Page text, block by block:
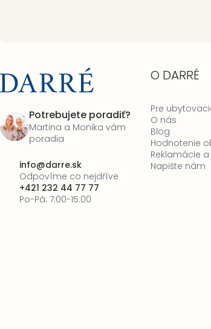
Potrebujete poradiť?
Martina a Monika vám
poradia
info@darre.sk
Odpovíme co nejdříve
+421 232 44 77 77
Po-Pá: 7:00-15:00
O DARRÉ
Pre
O nás
Blog
Hodnotenie
Reklamácie
Napište nám